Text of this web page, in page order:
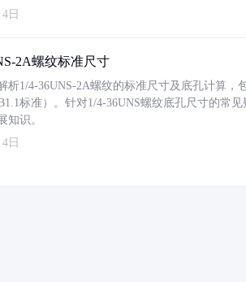
日
2A螺纹标准尺寸
析1/4-36UNS-2A螺纹的标准尺寸及底孔计算
B1.1标准）。针对1/4-36UNS螺纹底孔尺寸的常
知识。
日